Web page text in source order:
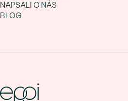
NAPSALI O NÁS
BLOG